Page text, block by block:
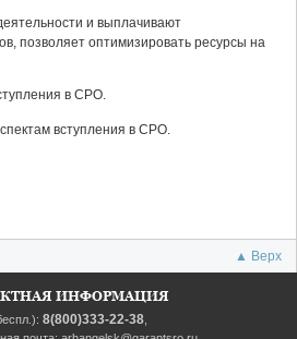
и выплачивают
позволяет оптимизировать ресурсы на
в СРО.
вступления в СРО.
▲ Верх
ИНФОРМАЦИЯ
8(800)333-22-38